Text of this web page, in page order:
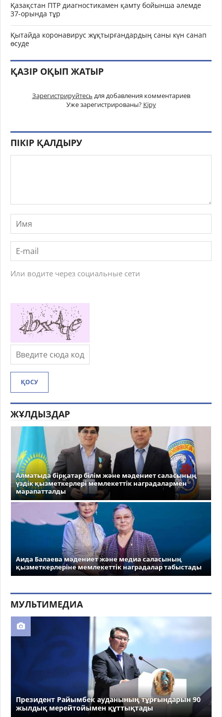
Қазақстан ПТР диагностикамен қамту бойынша әлемде
37-орында тұр
Қытайда коронавирус жұқтырғандардың саны күн санап
өсуде
ҚАЗІР ОҚЫП ЖАТЫР
Зарегистрируйтесь для добавления комментариев
Уже зарегистрированы? Кіру
ПІКІР ҚАЛДЫРУ
Или водите через социальные сети
ҚОСУ
ЖҰЛДЫЗДАР
Алматыда бірқатар білім және мәдениет саласының
үздік қызметкерлері мемлекеттік наградалармен
марапатталды
Аида Балаева мәдениет және медиа саласының
қызметкерлеріне мемлекеттік наградалар табыстады
МУЛЬТИМЕДИА
Президент Райымбек ауданының тұрғындарын 90
жылдық мерейтойымен құттықтады